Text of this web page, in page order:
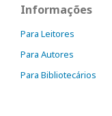
Informações
Para Leitores
Para Autores
Para Bibliotecários